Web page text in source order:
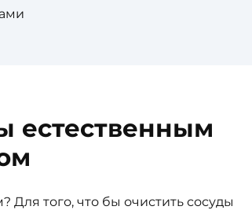
естественным
Для того, что бы очистить сосуды